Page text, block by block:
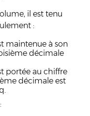
il est tenu
:
maintenue à son
décimale
portée au chiffre
décimale est